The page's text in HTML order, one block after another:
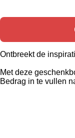
Ontbreekt de
Met deze
Bedrag in te vullen